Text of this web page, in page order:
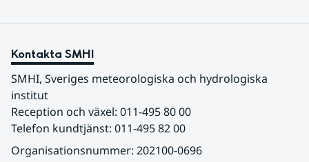
Kontakta SMHI
SMHI, Sveriges meteorologiska och hydrologiska
institut
Reception och växel: 011-495 80 00
Telefon kundtjänst: 011-495 82 00
Organisationsnummer: 202100-0696